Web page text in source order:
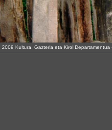
2009 Kultura, Gazteria eta Kirol Departamentua